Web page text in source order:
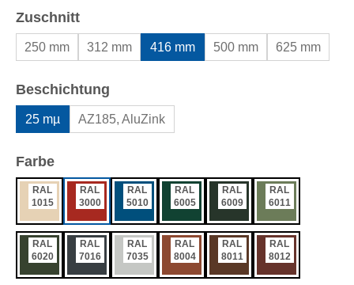
Zuschnittauswählen
250 mm 312 mm 416 mm 500 mm 625 mm
Beschichtung
25 mµ AZ185, AluZink
Farbeauswählen
RAL
1015
RAL
3000
RAL
5010
RAL
6005
RAL
6009
RAL
6011
RAL
6020
RAL
7016
RAL
7035
RAL
8004
RAL
8011
RAL
8012